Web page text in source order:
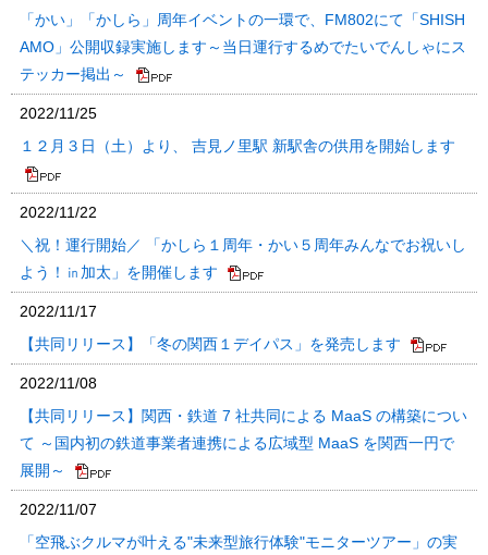
「かい」「かしら」周年イベントの一環で、FM802にて「SHISH
AMO」公開収録実施します～当日運行するめでたいでんしゃにス
テッカー掲出～
2022/11/25
１２月３日（土）より、 吉見ノ里駅 新駅舎の供用を開始します
2022/11/22
＼祝！運行開始／ 「かしら１周年・かい５周年みんなでお祝いし
よう！㏌加太」を開催します
2022/11/17
【共同リリース】「冬の関西１デイパス」を発売します
2022/11/08
【共同リリース】関西・鉄道 7 社共同による MaaS の構築につい
て ～国内初の鉄道事業者連携による広域型 MaaS を関西一円で
展開～
2022/11/07
「空飛ぶクルマが叶える"未来型旅行体験"モニターツアー」の実